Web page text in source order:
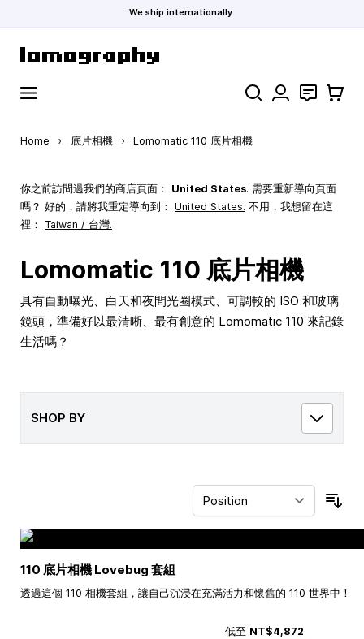
We ship internationally.
Search 聯絡 購物車
Home › 底片相機 › Lomomatic 110 底片相機
你之前訪問過我們的商店頁面： United States. 需要重新導向頁面
嗎？ 好的，請將我重定導向到： United States. 不用，我想留在這
裡： Taiwan / 台灣.
Lomomatic 110 底片相機
具有自動曝光、白天和夜間光圈模式、可調較的 ISO 和玻璃
鏡頭，準備好以最清晰、最有創意的 Lomomatic 110 來記錄
生活嗎？
SHOP BY
110 底片相機 Lovebug 套組
透過這個 110 相機套組，讓自己沉浸在充滿活力和懷舊的 110 世界中！
低至 NT$4,872